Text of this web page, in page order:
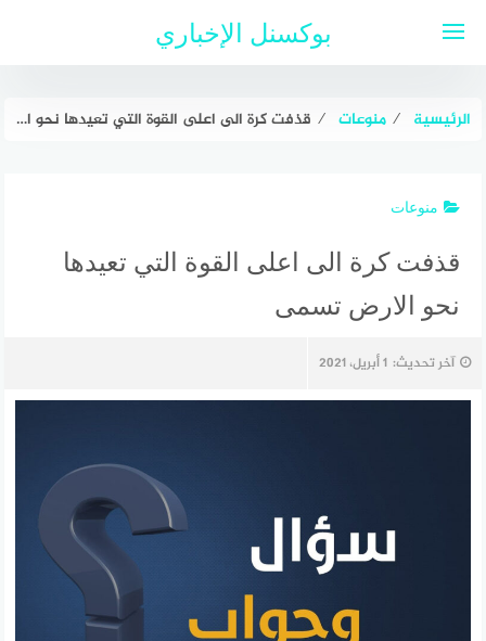
بوكسنل الإخباري
الرئيسية ⁄ منوعات ⁄ قذفت كرة الى اعلى القوة التي تعيدها نحو الارض تسمى
منوعات
قذفت كرة الى اعلى القوة التي تعيدها
نحو الارض تسمى
آخر تحديث: 1 أبريل، 2021